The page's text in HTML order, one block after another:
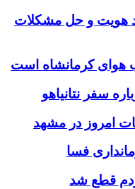
هویت و حل مشکلات
هوای کرمانشاه است
سفر نتانیاهو
امروز در مشهد
قطع شد